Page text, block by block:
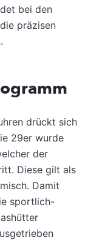
bei den
präzisen
drückt sich
29er wurde
der
Diese gilt als
Damit
sportlich-